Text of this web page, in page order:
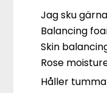
Jag sku
Balancing
Skin
Rose
Håller